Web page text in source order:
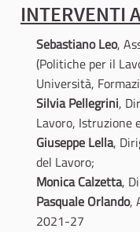
INTERVENTI
Sebastiano Leo,
(Politiche per il
Università,
Silvia Pellegrini,
Lavoro, Istruzione
Giuseppe Lella,
del Lavoro;
Monica Calzetta,
Pasquale Orlando,
2021-27